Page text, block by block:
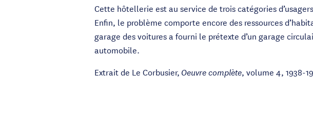
Cette hôtellerie est au service de trois catégories
Enfin, le problème comporte encore des ressources
garage des voitures a fourni le prétexte d’un garage
automobile.
Extrait de Le Corbusier, Oeuvre complète, volume 4, 1938-